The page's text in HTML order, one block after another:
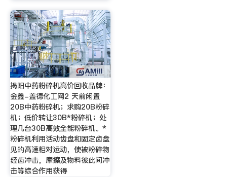
揭阳中药粉碎机高价回收品牌：
金鑫-盖德化工网2 天前闲置
20B中药粉碎机；求购20B粉碎
机；低价转让30B*粉碎机；处
理几台30B高效全能粉碎机。*
粉碎机利用活动齿盘和固定齿盘
见的高速相对运动，使被粉碎物
经齿冲击，摩擦及物料彼此间冲
击等综合作用获得